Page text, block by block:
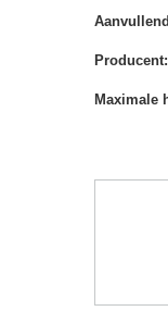
Producent
Maximale